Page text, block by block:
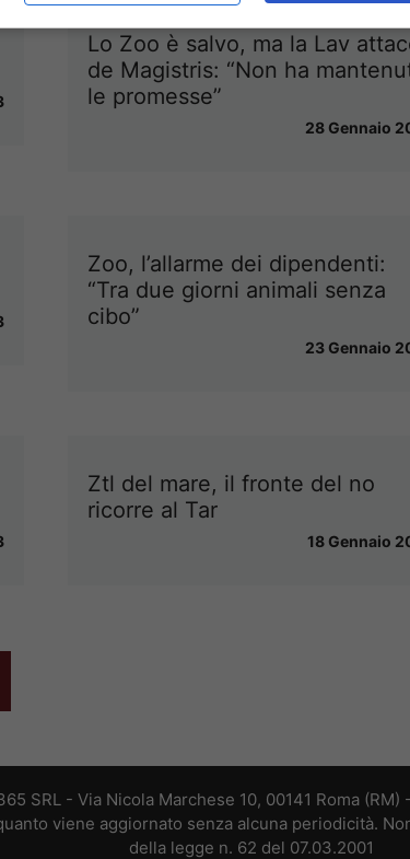
Lo Zoo è salvo, ma la Lav
de Magistris: “Non ha
le promesse”
28 Gennaio
Zoo, l’allarme dei dipendenti:
“Tra due giorni animali senza
cibo”
23 Gennaio
Ztl del mare, il fronte del no
ricorre al Tar
18 Gennaio
SRL - Via Nicola Marchese 10, 00141 Roma
viene aggiornato senza alcuna periodicità.
della legge n. 62 del 07.03.2001